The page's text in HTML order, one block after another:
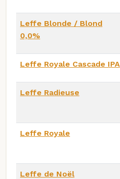
Leffe Blonde / Blond
0,0%
Leffe Royale Cascade IPA
Leffe Radieuse
Leffe Royale
Leffe de Noël